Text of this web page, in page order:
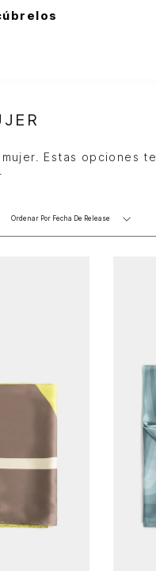
Estas opciones te
Ordenar Por Fecha De Release